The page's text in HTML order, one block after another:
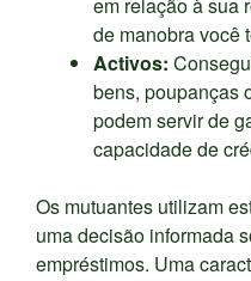
de manobra você
Activos:
bens, poupanças
podem servir de
capacidade de
Os mutuantes utilizam
uma decisão informada
empréstimos. Uma